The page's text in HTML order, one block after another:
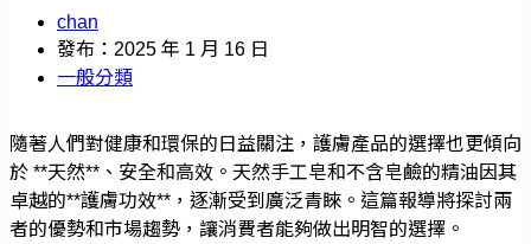
chan
發布：2025 年 1 月 16 日
一般分類
隨著人們對健康和環保的日益關注，護膚產品的選擇也更傾向
於 **天然**、安全和高效。天然手工皂和不含皂鹼的精油因其
卓越的**護膚功效**，逐漸受到廣泛青睞。這篇報導將探討兩
者的優勢和市場趨勢，讓消費者能夠做出明智的選擇。